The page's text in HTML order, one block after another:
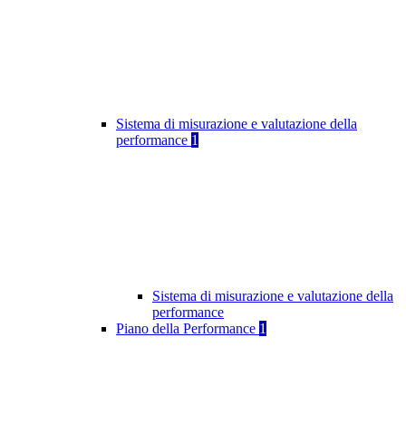
Sistema di misurazione e valutazione della
performance 1
Sistema di misurazione e valutazione della
performance
Piano della Performance 1